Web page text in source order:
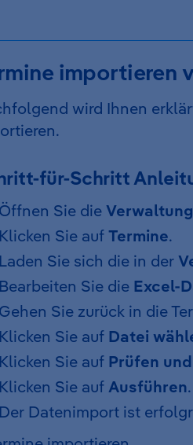
importieren
wird Ihnen
für-Schritt
Sie die Verwaltung
Sie auf Termine.
Sie sich die in der
Sie die Excel-
Sie zurück in die
Sie auf Datei
Sie auf Prüfen
Sie auf Ausführen.
Datenimport ist